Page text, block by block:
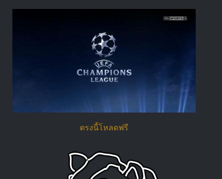
ตรงนี้โหลดฟรี